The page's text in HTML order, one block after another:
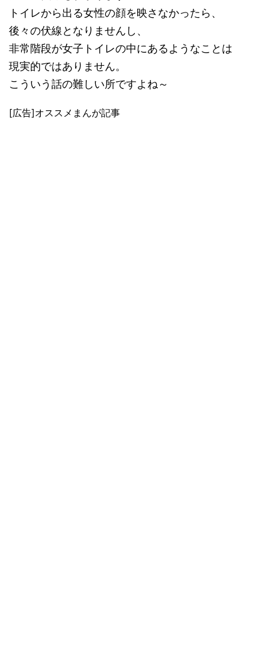
トイレから出る女性の顔を映さなかったら、
後々の伏線となりませんし、
非常階段が女子トイレの中にあるようなことは
現実的ではありません。
こういう話の難しい所ですよね～
[広告]オススメまんが記事